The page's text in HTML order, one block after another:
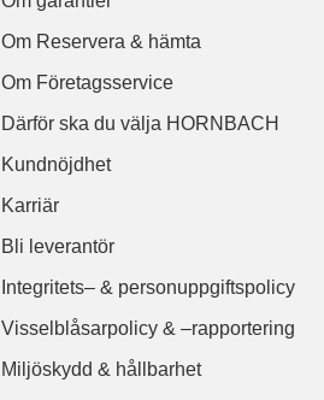
Om Reservera & hämta
Om Företagsservice
Därför ska du välja HORNBACH
Kundnöjdhet
Karriär
Bli leverantör
Integritets– & personuppgiftspolicy
Visselblåsarpolicy & –rapportering
Miljöskydd & hållbarhet